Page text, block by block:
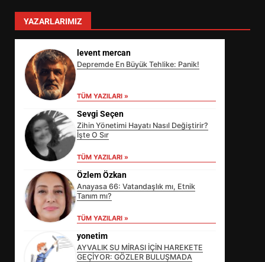
YAZARLARIMIZ
levent mercan
Depremde En Büyük Tehlike: Panik!
TÜM YAZILARI »
Sevgi Seçen
Zihin Yönetimi Hayatı Nasıl Değiştirir?
İşte O Sır
TÜM YAZILARI »
Özlem Özkan
Anayasa 66: Vatandaşlık mı, Etnik
Tanım mı?
TÜM YAZILARI »
yonetim
AYVALIK SU MİRASI İÇİN HAREKETE
GEÇİYOR: GÖZLER BULUŞMADA
SÜRDÜRÜLEBİLİRLİKTE NE
DEĞİŞECEK?